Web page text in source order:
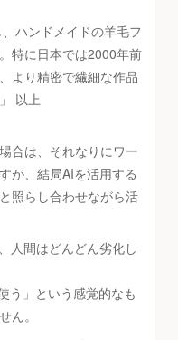
ハンドメイドの羊毛フ
特に日本では2000年前
より精密で繊細な作品
以上
合は、それなりにワー
が、結局AIを活用する
照らし合わせながら活
人間はどんどん劣化し
う」という感覚的なも
ん。